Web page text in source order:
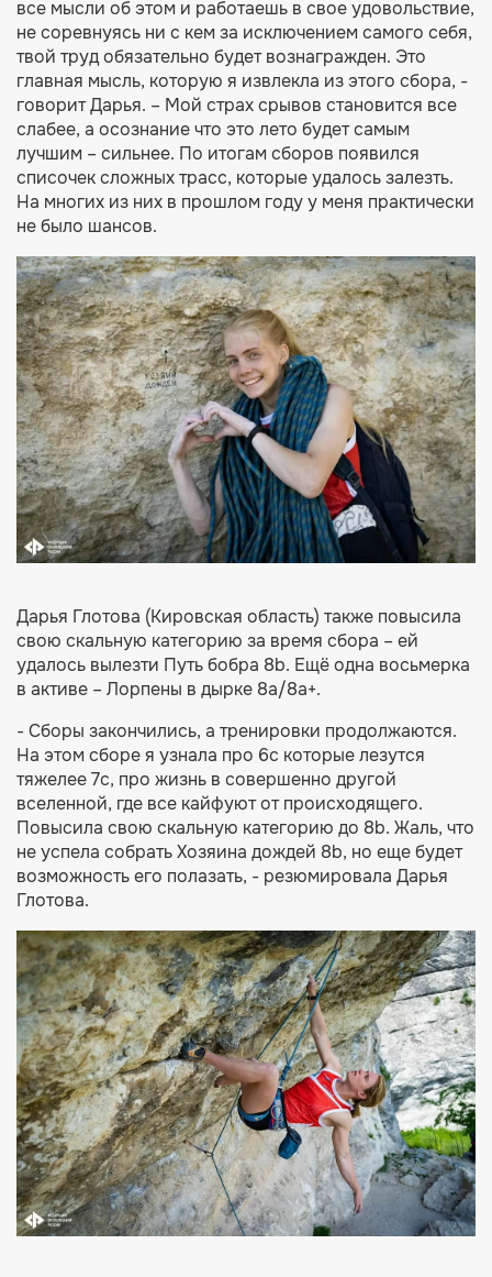
все мысли об этом и работаешь в свое удовольствие,
не соревнуясь ни с кем за исключением самого себя,
твой труд обязательно будет вознагражден. Это
главная мысль, которую я извлекла из этого сбора, -
говорит Дарья. – Мой страх срывов становится все
слабее, а осознание что это лето будет самым
лучшим – сильнее. По итогам сборов появился
списочек сложных трасс, которые удалось залезть.
На многих из них в прошлом году у меня практически
не было шансов.
Дарья Глотова (Кировская область) также повысила
свою скальную категорию за время сбора – ей
удалось вылезти Путь бобра 8b. Ещё одна восьмерка
в активе – Лорпены в дырке 8а/8а+.
- Сборы закончились, а тренировки продолжаются.
На этом сборе я узнала про 6с которые лезутся
тяжелее 7с, про жизнь в совершенно другой
вселенной, где все кайфуют от происходящего.
Повысила свою скальную категорию до 8b. Жаль, что
не успела собрать Хозяина дождей 8b, но еще будет
возможность его полазать, - резюмировала Дарья
Глотова.